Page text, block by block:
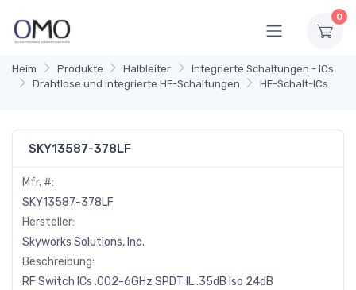
0
Heim Produkte Halbleiter
Integrierte Schaltungen - ICs
Drahtlose und integrierte HF-Schaltungen
HF-Schalt-ICs
SKY13587-378LF
Mfr. #:
SKY13587-378LF
Hersteller:
Skyworks Solutions, Inc.
Beschreibung:
RF Switch ICs .002-6GHz SPDT IL .35dB Iso 24dB